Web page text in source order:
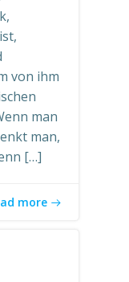
von ihm
man
man,
[…]
more